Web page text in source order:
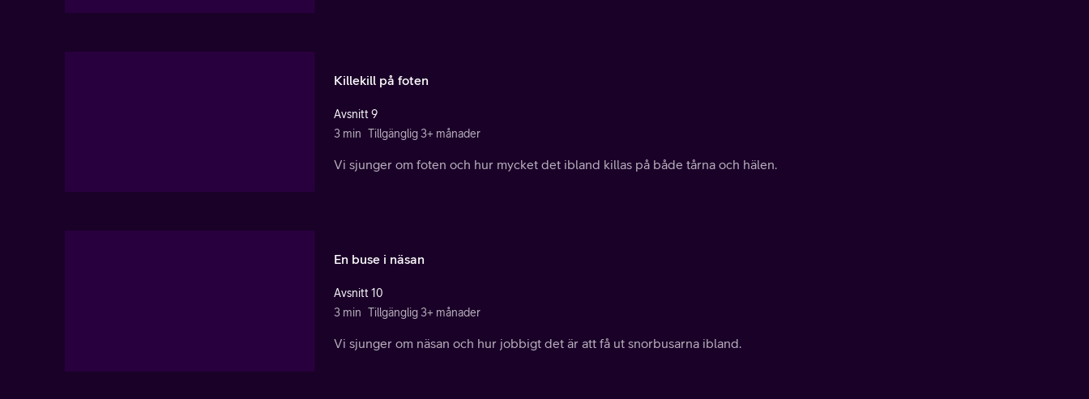
Killekill på foten
Avsnitt 9
3 min Tillgänglig 3+ månader
Vi sjunger om foten och hur mycket det ibland killas på både tårna och hälen.
En buse i näsan
Avsnitt 10
3 min Tillgänglig 3+ månader
Vi sjunger om näsan och hur jobbigt det är att få ut snorbusarna ibland.